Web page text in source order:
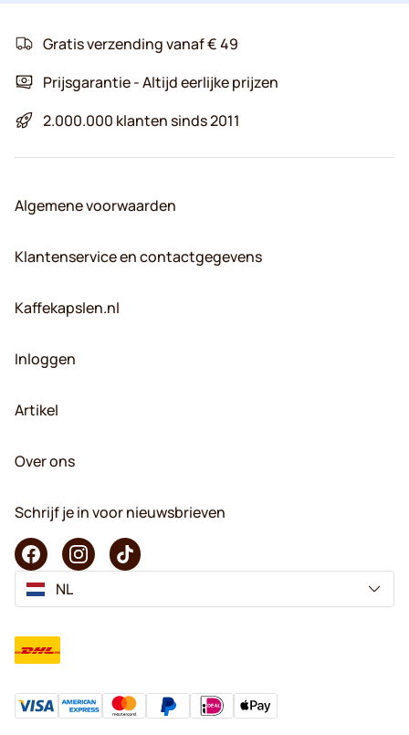
Gratis verzending vanaf € 49
Prijsgarantie - Altijd eerlijke prijzen
2.000.000 klanten sinds 2011
Algemene voorwaarden
Klantenservice en contactgegevens
Kaffekapslen.nl
Inloggen
Artikel
Over ons
Schrijf je in voor nieuwsbrieven
NL